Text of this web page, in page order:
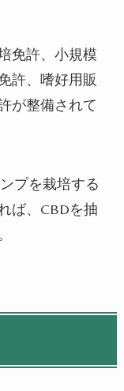
免許、小規模
許、嗜好用販
が整備されて
プを栽培する
ば、 CBDを抽